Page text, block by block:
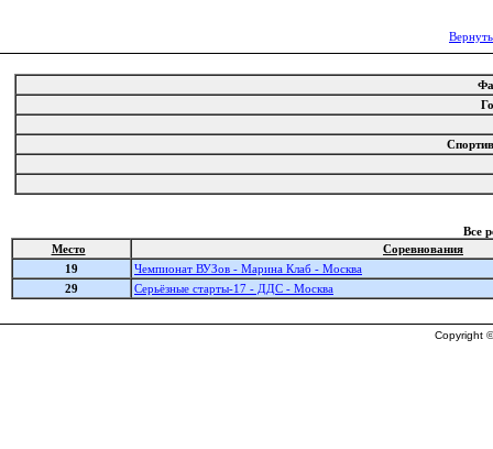
Все
Место
Соревнования
19
Чемпионат ВУЗов - Марина Клаб - Москва
29
Серьёзные старты-17 - ДДС - Москва
Copyright